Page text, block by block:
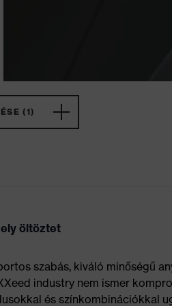
(1)
öltöztet
szabás, kiváló minőségű
industry nem ismer
és színkombinációkkal